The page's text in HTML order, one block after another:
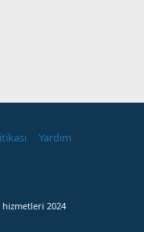
Yardım
hizmetleri 2024